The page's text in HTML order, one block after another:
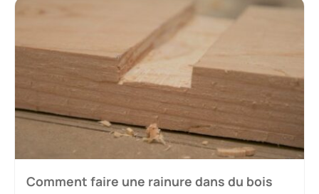
Comment faire une rainure dans du bois